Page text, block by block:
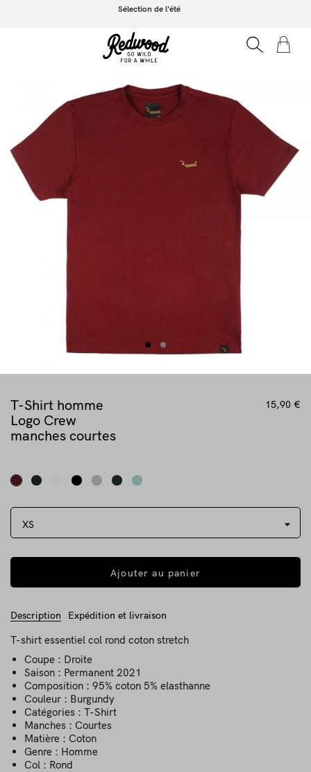
Sélection de l'été
T-Shirt homme
Logo Crew
manches courtes
15,90 €
Ajouter au panier
Description Expédition et livraison
T-shirt essentiel col rond coton stretch
Coupe : Droite
Saison : Permanent 2021
Composition : 95% coton 5% elasthanne
Couleur : Burgundy
Catégories : T-Shirt
Manches : Courtes
Matière : Coton
Genre : Homme
Col : Rond